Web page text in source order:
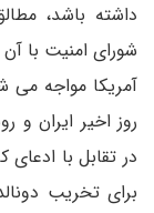
داشته باشد،
شورای امنیت با
آمریکا مواجه می
روز اخیر ایران
در تقابل با
برای تخریب